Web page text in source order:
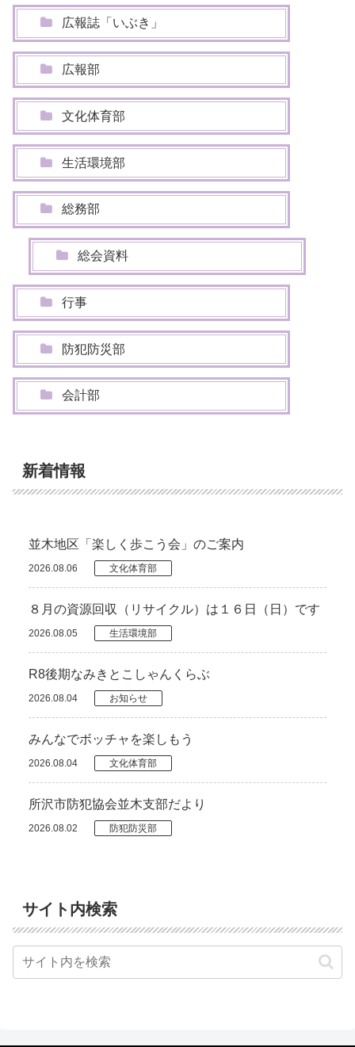
広報誌「いぶき」
広報部
文化体育部
生活環境部
総務部
総会資料
行事
防犯防災部
会計部
新着情報
並木地区「楽しく歩こう会」のご案内
2026.08.06 文化体育部
８月の資源回収（リサイクル）は１６日（日）です
2026.08.05 生活環境部
R8後期なみきとこしゃんくらぶ
2026.08.04 お知らせ
みんなでボッチャを楽しもう
2026.08.04 文化体育部
所沢市防犯協会並木支部だより
2026.08.02 防犯防災部
サイト内検索